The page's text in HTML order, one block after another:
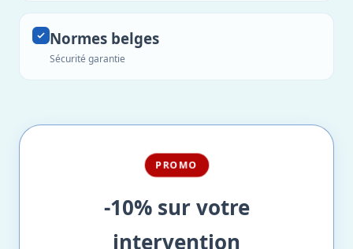
Normes belges
Sécurité garantie
PROMO
-10% sur votre
intervention